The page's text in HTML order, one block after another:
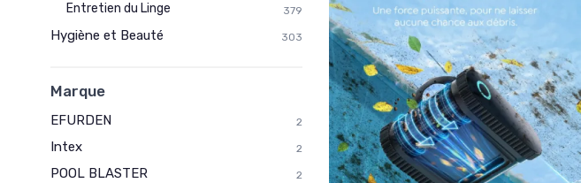
Entretien du Linge 379
Hygiène et Beauté 303
Marque
EFURDEN 2
Intex 2
POOL BLASTER 2